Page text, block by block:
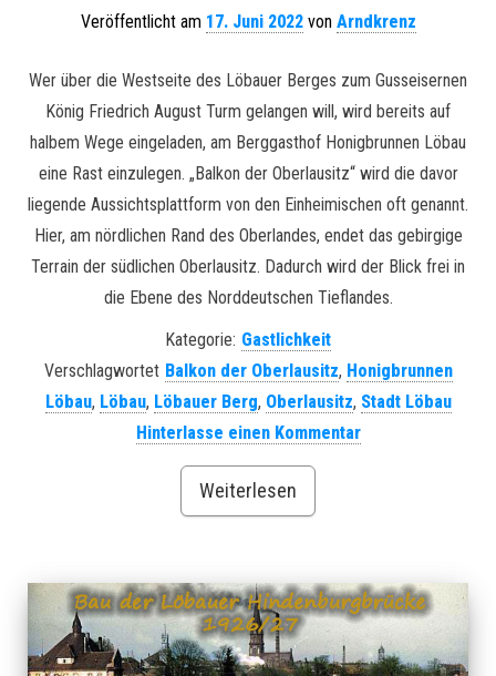
Veröffentlicht am 17. Juni 2022von Arndkrenz
Wer über die Westseite des Löbauer Berges zum Gusseisernen
König Friedrich August Turm gelangen will, wird bereits auf
halbem Wege eingeladen, am Berggasthof Honigbrunnen Löbau
eine Rast einzulegen. „Balkon der Oberlausitz“ wird die davor
liegende Aussichtsplattform von den Einheimischen oft genannt.
Hier, am nördlichen Rand des Oberlandes, endet das gebirgige
Terrain der südlichen Oberlausitz. Dadurch wird der Blick frei in
die Ebene des Norddeutschen Tieflandes.
Kategorie: Gastlichkeit
Verschlagwortet Balkon der Oberlausitz, Honigbrunnen
Löbau, Löbau, Löbauer Berg, Oberlausitz, Stadt Löbau
Hinterlasse einen Kommentar
Weiterlesen